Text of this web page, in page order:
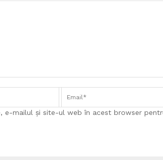
e-mailul și site-ul web în acest browser